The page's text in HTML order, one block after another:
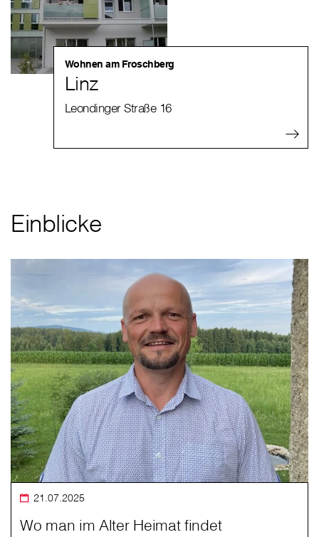
Wohnen am Froschberg
Linz
Leondinger Straße 16
Einblicke
21.07.2025
Wo man im Alter Heimat findet